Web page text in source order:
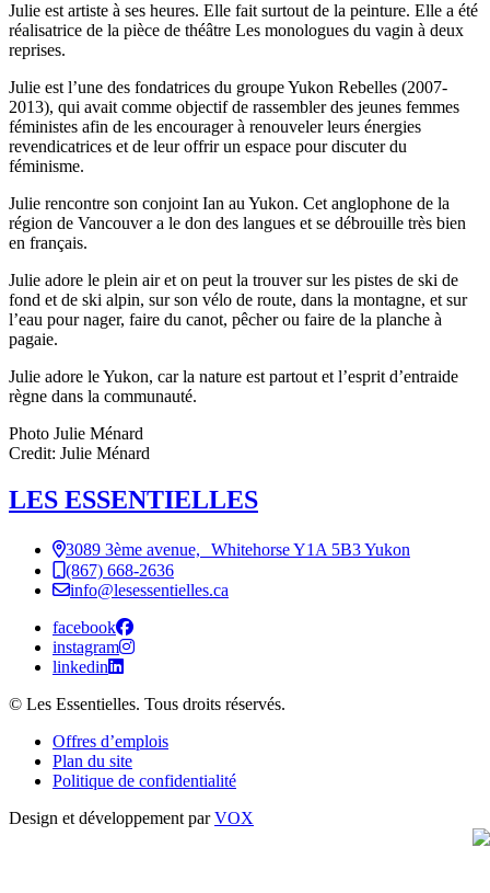
Julie est artiste à ses heures. Elle fait surtout de la peinture. Elle a été
réalisatrice de la pièce de théâtre Les monologues du vagin à deux
reprises.
Julie est l’une des fondatrices du groupe Yukon Rebelles (2007-
2013), qui avait comme objectif de rassembler des jeunes femmes
féministes afin de les encourager à renouveler leurs énergies
revendicatrices et de leur offrir un espace pour discuter du
féminisme.
Julie rencontre son conjoint Ian au Yukon. Cet anglophone de la
région de Vancouver a le don des langues et se débrouille très bien
en français.
Julie adore le plein air et on peut la trouver sur les pistes de ski de
fond et de ski alpin, sur son vélo de route, dans la montagne, et sur
l’eau pour nager, faire du canot, pêcher ou faire de la planche à
pagaie.
Julie adore le Yukon, car la nature est partout et l’esprit d’entraide
règne dans la communauté.
Photo Julie Ménard
Credit: Julie Ménard
LES ESSENTIELLES
3089 3ème avenue, Whitehorse Y1A 5B3 Yukon
(867) 668-2636
info@lesessentielles.ca
facebook
instagram
linkedin
© Les Essentielles. Tous droits réservés.
Offres d’emplois
Plan du site
Politique de confidentialité
Design et développement parVOX